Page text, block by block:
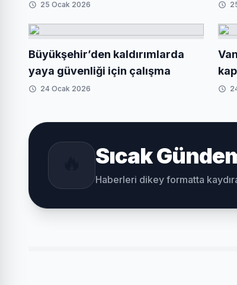
25 Ocak 2026
Büyükşehir’den kaldırımlarda
yaya güvenliği için çalışma
24 Ocak 2026
Sıcak
Haberleri dikey formatta